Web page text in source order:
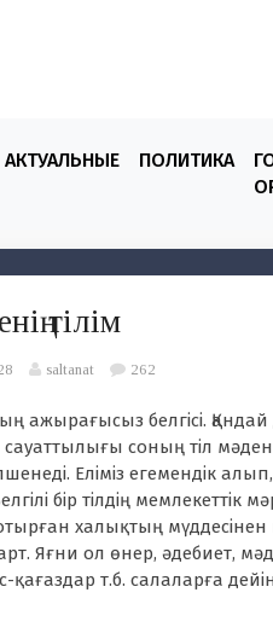
АКТУАЛЬНЫЕ ПОЛИТИКА
тілім
saltanat 262
ажырағысыз белгісі.
соның тіл
Еліміз егемендік алып,
бір тілдің мемлекеттік
халықтың
Яғни ол өнер, әдебиет,
қағаздар т.б. салаларға